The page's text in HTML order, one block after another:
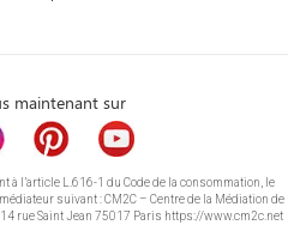
maintenant sur
à l’article L.616-1 du Code de la consommation, le
suivant : CM2C – Centre de la Médiation de
rue Saint Jean 75017 Paris https://www.cm2c.net